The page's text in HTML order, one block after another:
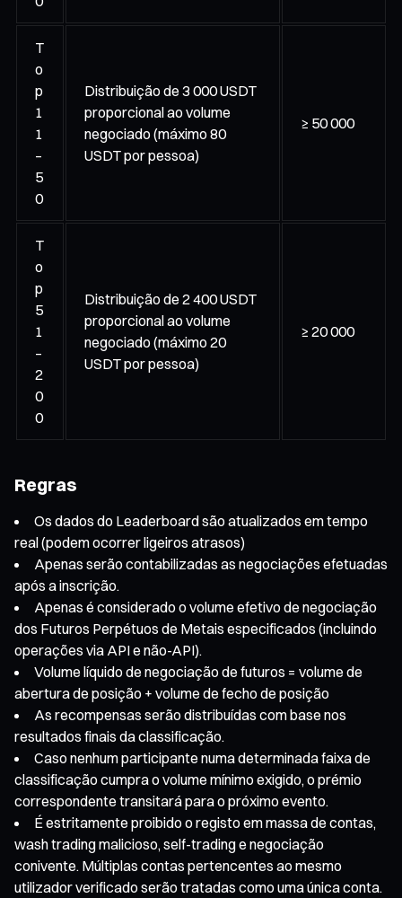
T
o
p
1
1
–
5
0
Distribuição de 3 000 USDT
proporcional ao volume
negociado (máximo 80
USDT por pessoa)
≥ 50 000
T
o
p
5
1
–
2
0
0
Distribuição de 2 400 USDT
proporcional ao volume
negociado (máximo 20
USDT por pessoa)
≥ 20 000
Regras
Os dados do Leaderboard são atualizados em tempo
real (podem ocorrer ligeiros atrasos)
Apenas serão contabilizadas as negociações efetuadas
após a inscrição.
Apenas é considerado o volume efetivo de negociação
dos Futuros Perpétuos de Metais especificados (incluindo
operações via API e não-API).
Volume líquido de negociação de futuros = volume de
abertura de posição + volume de fecho de posição
As recompensas serão distribuídas com base nos
resultados finais da classificação.
Caso nenhum participante numa determinada faixa de
classificação cumpra o volume mínimo exigido, o prémio
correspondente transitará para o próximo evento.
É estritamente proibido o registo em massa de contas,
wash trading malicioso, self-trading e negociação
conivente. Múltiplas contas pertencentes ao mesmo
utilizador verificado serão tratadas como uma única conta.